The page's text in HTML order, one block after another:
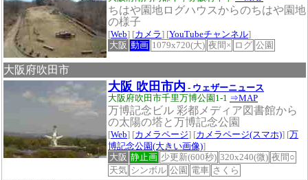
ちはや園地ログハウスからのちはや園地
の様子
[Web] [カメラ] [YouTubeチャンネル]
大阪 動画 1079x720(大) 夜間× ログ 公園
大阪府吹田市
大阪 吹田市内 - ウェザーニュース
大阪府吹田市千里万博公園1-1 ⇒MAP
万博記念ビル 彩都メディア図書館から
の太陽の塔と万博記念公園
[Web] [カメラページ] [カメラページ(スマホ)] [万
博記念公園(大きい画像)]
大阪 静止画 少更新(600秒) 320x240(微) 夜間○
天気 シンボル 公園 電車 さくら